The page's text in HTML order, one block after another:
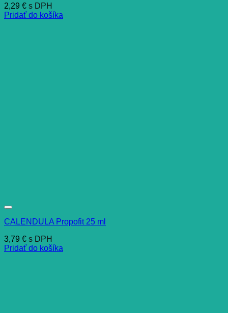
2,29 € s DPH
Pridať do košíka
CALENDULA Propofit 25 ml
3,79 € s DPH
Pridať do košíka